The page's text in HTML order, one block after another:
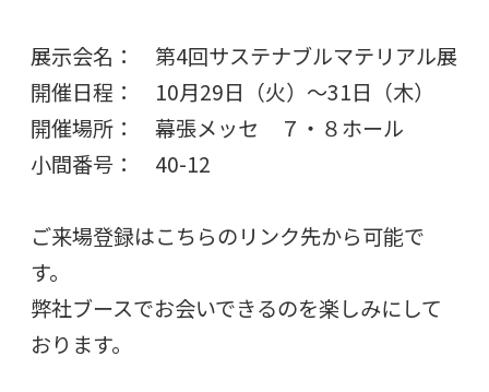
展示会名： 第4回サステナブルマテリアル展
開催日程： 10月29日（火）～31日（木）
開催場所： 幕張メッセ ７・８ホール
小間番号： 40-12
ご来場登録はこちらのリンク先から可能で
す。
弊社ブースでお会いできるのを楽しみにして
おります。